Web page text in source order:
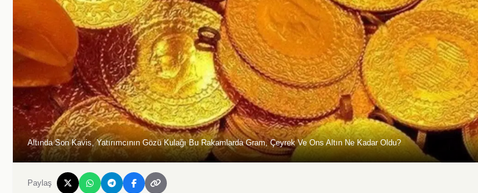
Altında Son Kavis, Yatırımcının Gözü Kulağı Bu Rakamlarda Gram, Çeyrek Ve Ons Altın Ne Kadar Oldu?
Paylaş